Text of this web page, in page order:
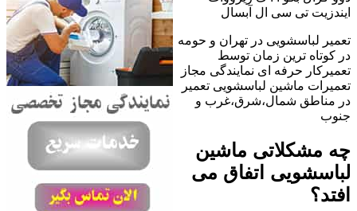
ایندزیت تی سی ال آبسال
تعمیر لباسشویی در تهران و حومه
در کوتاه ترین زمان توسط
تعمیرکار حرفه ای نمایندگی مجاز
تعمیرات ماشین لباسشویی تعمیر
در مناطق شمال،شرق،غرب و
جنوب
چه مشکلاتی ماشین
لباسشویی اتفاق می
افتد؟